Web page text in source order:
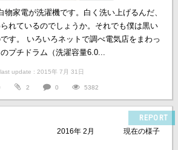
物家電が洗濯機です。白く洗い上げるんだ、
れているのでしょうか。それでも僕は黒い
す。 いろいろネットで調べ電気店をまわっ
プチドラム（洗濯容量6.0...
last update : 2015年 7月 31日
2 0 5382
REPORT
2016年 2月
現在の様子